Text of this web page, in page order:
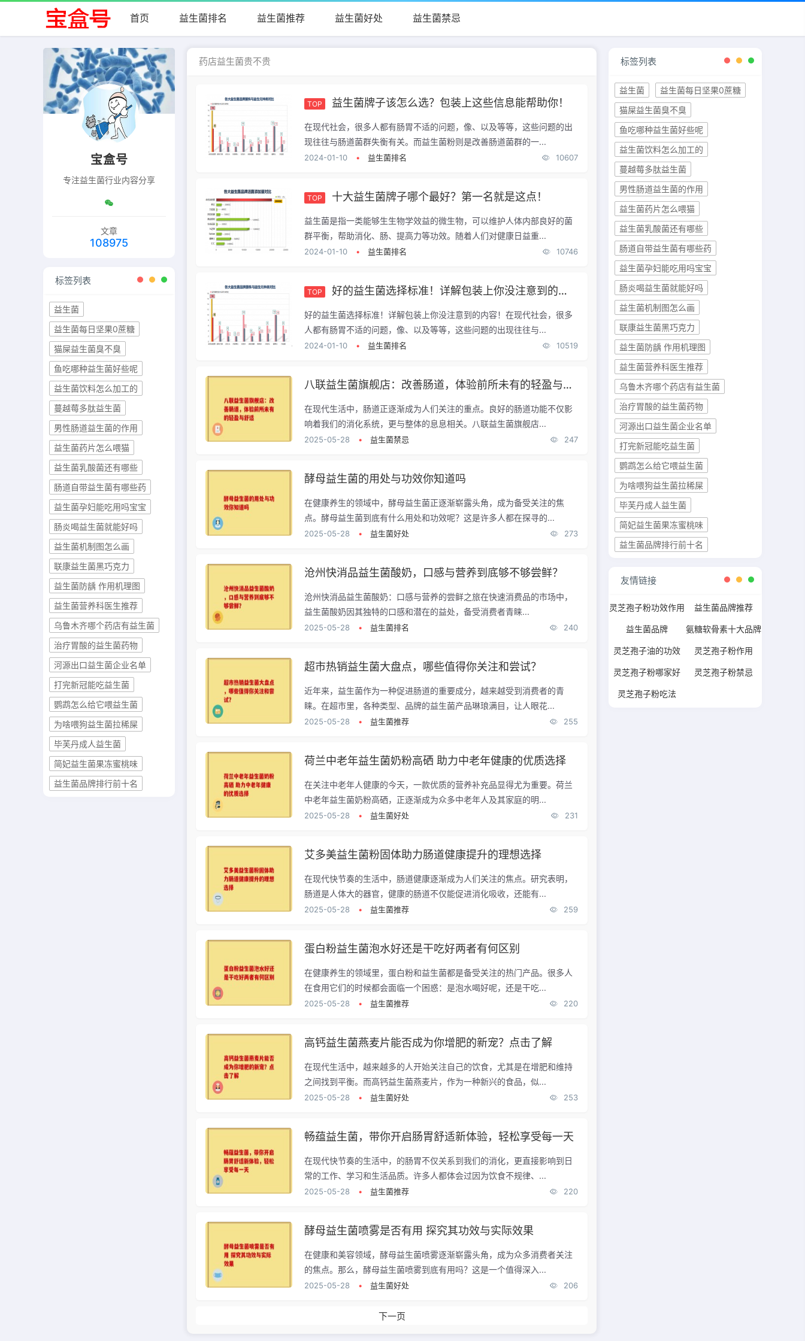
首页 益生菌排名 益生菌推荐 益生菌好处 益生菌禁忌
宝盒号
专注益生菌行业内容分享
文章
108975
标签列表
益生菌
益生菌每日坚果0蔗糖
猫屎益生菌臭不臭
鱼吃哪种益生菌好些呢
益生菌饮料怎么加工的
蔓越莓多肽益生菌
男性肠道益生菌的作用
益生菌药片怎么喂猫
益生菌乳酸菌还有哪些
肠道自带益生菌有哪些药
益生菌孕妇能吃用吗宝宝
肠炎喝益生菌就能好吗
益生菌机制图怎么画
联康益生菌黑巧克力
益生菌防龋 作用机理图
益生菌营养科医生推荐
乌鲁木齐哪个药店有益生菌
治疗胃酸的益生菌药物
河源出口益生菌企业名单
打完新冠能吃益生菌
鹦鹉怎么给它喂益生菌
为啥喂狗益生菌拉稀屎
毕芙丹成人益生菌
简妃益生菌果冻蜜桃味
益生菌品牌排行前十名
药店益生菌贵不贵
TOP 益生菌牌子该怎么选？包装上这些信息能帮助你！
在现代社会，很多人都有肠胃不适的问题，像、以及等等，这些问题的出
现往往与肠道菌群失衡有关。而益生菌粉则是改善肠道菌群的一...
2024-01-10 • 益生菌排名 10607
TOP 十大益生菌牌子哪个最好？第一名就是这点！
益生菌是指一类能够生生物学效益的微生物，可以维护人体内部良好的菌
群平衡，帮助消化、肠、提高力等功效。随着人们对健康日益重...
2024-01-10 • 益生菌排名 10746
TOP 好的益生菌选择标准！详解包装上你没注意到的内容！
好的益生菌选择标准！详解包装上你没注意到的内容！在现代社会，很多
人都有肠胃不适的问题，像、以及等等，这些问题的出现往往与...
2024-01-10 • 益生菌排名 10519
八联益生菌旗舰店：改善肠道，体验前所未有的轻盈与舒适
在现代生活中，肠道正逐渐成为人们关注的重点。良好的肠道功能不仅影
响着我们的消化系统，更与整体的息息相关。八联益生菌旗舰店...
2025-05-28 • 益生菌禁忌 247
酵母益生菌的用处与功效你知道吗
在健康养生的领域中，酵母益生菌正逐渐崭露头角，成为备受关注的焦
点。酵母益生菌到底有什么用处和功效呢？这是许多人都在探寻的...
2025-05-28 • 益生菌好处 273
沧州快消品益生菌酸奶，口感与营养到底够不够尝鲜？
沧州快消品益生菌酸奶：口感与营养的尝鲜之旅在快速消费品的市场中，
益生菌酸奶因其独特的口感和潜在的益处，备受消费者青睐...
2025-05-28 • 益生菌排名 240
超市热销益生菌大盘点，哪些值得你关注和尝试？
近年来，益生菌作为一种促进肠道的重要成分，越来越受到消费者的青
睐。在超市里，各种类型、品牌的益生菌产品琳琅满目，让人眼花...
2025-05-28 • 益生菌推荐 255
荷兰中老年益生菌奶粉高硒 助力中老年健康的优质选择
在关注中老年人健康的今天，一款优质的营养补充品显得尤为重要。荷兰
中老年益生菌奶粉高硒，正逐渐成为众多中老年人及其家庭的明...
2025-05-28 • 益生菌好处 231
艾多美益生菌粉固体助力肠道健康提升的理想选择
在现代快节奏的生活中，肠道健康逐渐成为人们关注的焦点。研究表明，
肠道是人体大的器官，健康的肠道不仅能促进消化吸收，还能有...
2025-05-28 • 益生菌推荐 259
蛋白粉益生菌泡水好还是干吃好两者有何区别
在健康养生的领域里，蛋白粉和益生菌都是备受关注的热门产品。很多人
在食用它们的时候都会面临一个困惑：是泡水喝好呢，还是干吃...
2025-05-28 • 益生菌推荐 220
高钙益生菌燕麦片能否成为你增肥的新宠？点击了解
在现代生活中，越来越多的人开始关注自己的饮食，尤其是在增肥和维持
之间找到平衡。而高钙益生菌燕麦片，作为一种新兴的食品，似...
2025-05-28 • 益生菌好处 253
畅蕴益生菌，带你开启肠胃舒适新体验，轻松享受每一天
在现代快节奏的生活中，的肠胃不仅关系到我们的消化，更直接影响到日
常的工作、学习和生活品质。许多人都体会过因为饮食不规律、...
2025-05-28 • 益生菌推荐 220
酵母益生菌喷雾是否有用 探究其功效与实际效果
在健康和美容领域，酵母益生菌喷雾逐渐崭露头角，成为众多消费者关注
的焦点。那么，酵母益生菌喷雾到底有用吗？这是一个值得深入...
2025-05-28 • 益生菌好处 206
下一页
标签列表
益生菌
益生菌每日坚果0蔗糖
猫屎益生菌臭不臭
鱼吃哪种益生菌好些呢
益生菌饮料怎么加工的
蔓越莓多肽益生菌
男性肠道益生菌的作用
益生菌药片怎么喂猫
益生菌乳酸菌还有哪些
肠道自带益生菌有哪些药
益生菌孕妇能吃用吗宝宝
肠炎喝益生菌就能好吗
益生菌机制图怎么画
联康益生菌黑巧克力
益生菌防龋 作用机理图
益生菌营养科医生推荐
乌鲁木齐哪个药店有益生菌
治疗胃酸的益生菌药物
河源出口益生菌企业名单
打完新冠能吃益生菌
鹦鹉怎么给它喂益生菌
为啥喂狗益生菌拉稀屎
毕芙丹成人益生菌
简妃益生菌果冻蜜桃味
益生菌品牌排行前十名
友情链接
灵芝孢子粉功效作用 益生菌品牌推荐
益生菌品牌 氨糖软骨素十大品牌
灵芝孢子油的功效 灵芝孢子粉作用
灵芝孢子粉哪家好 灵芝孢子粉禁忌
灵芝孢子粉吃法